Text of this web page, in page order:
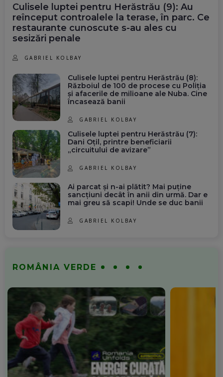
Culisele luptei pentru Herăstrău (9): Au
reînceput controalele la terase, în parc. Ce
restaurante cunoscute s-au ales cu
sesizări penale
GABRIEL KOLBAY
Culisele luptei pentru Herăstrău (8):
Războiul de 100 de procese cu Poliția
și afacerile de milioane ale Nuba. Cine
încasează banii
GABRIEL KOLBAY
Culisele luptei pentru Herăstrău (7):
Dani Oțil, printre beneficiarii
„circuitului de avizare”
GABRIEL KOLBAY
Ai parcat și n-ai plătit? Mai puține
sancțiuni decât în anii din urmă. Dar e
mai greu să scapi! Unde se duc banii
GABRIEL KOLBAY
ROMÂNIA VERDE